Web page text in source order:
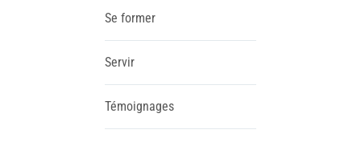
Se former
Servir
Témoignages